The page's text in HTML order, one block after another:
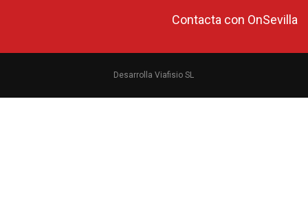
Contacta con OnSevilla
Desarrolla Viafisio SL